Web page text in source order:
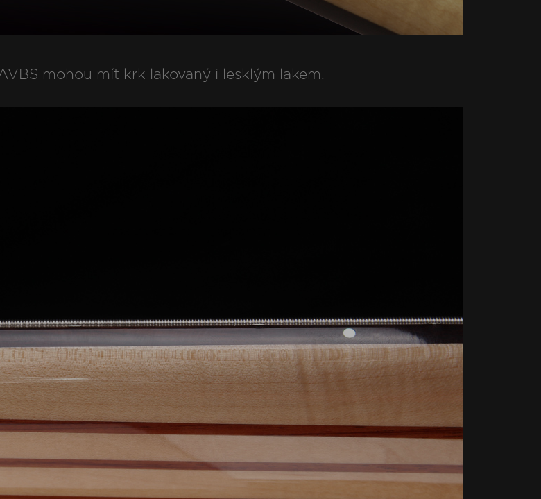
mohou mít krk lakovaný i lesklým lakem.